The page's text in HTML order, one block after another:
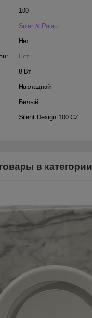
100
Soler & Palau
Нет
Есть
8 Вт
Накладной
Белый
Silent Design 100 CZ
в категории